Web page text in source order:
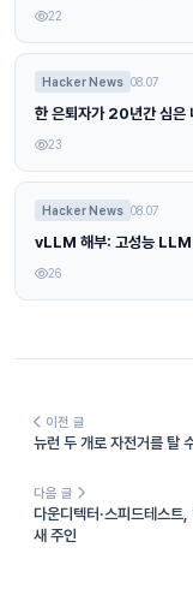
22
Hacker News 08.07
한 은퇴자가 20년간 심은
23
Hacker News 08.07
vLLM 해부: 고성능 LLM
26
이전 글
뉴런 두 개로 자전거를 탈
다음 글
다운디텍터·스피드테스트
새 주인